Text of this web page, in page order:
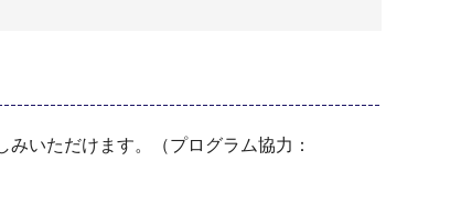
いただけます。（プログラム協力：